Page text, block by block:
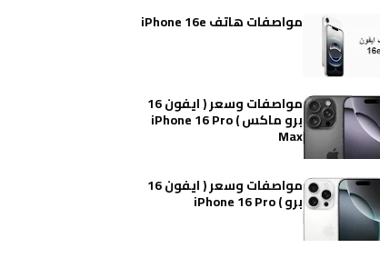
مواصفات هاتف iPhone 16e
مواصفات وسعر ( ايفون 16
برو ماكس ) iPhone 16 Pro
Max
مواصفات وسعر ( ايفون 16
برو ) iPhone 16 Pro